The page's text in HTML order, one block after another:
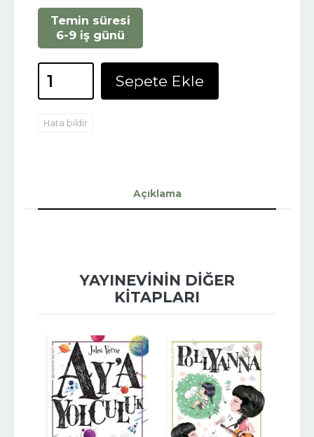
Temin süresi
6-9 iş günü
Sepete Ekle
Hata bildir
Açıklama
YAYINEVININ DIĞER
KITAPLARI